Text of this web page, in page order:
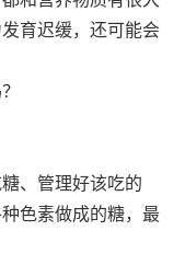
育迟缓，还可能会
、管理好该吃的
色素做成的糖，最